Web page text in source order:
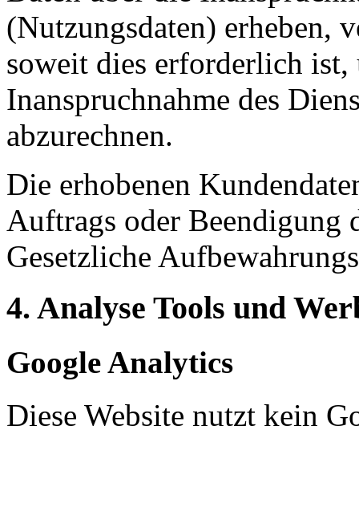
(Nutzungsdaten) erheben,
soweit dies erforderlich ist,
Inanspruchnahme des
abzurechnen.
Die erhobenen
Auftrags oder Beendigung
Gesetzliche
4. Analyse Tools und
Google Analytics
Diese Website nutzt kein